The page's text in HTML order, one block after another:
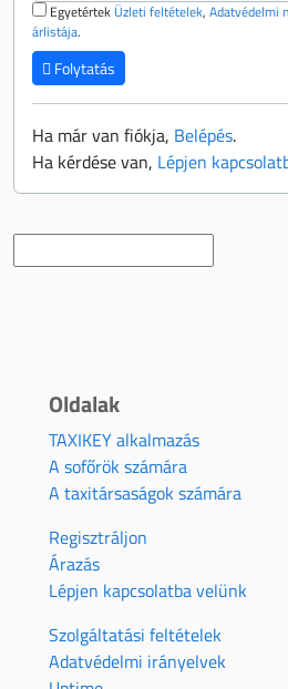
Egyetértek Üzleti feltételek, Adatvédelmi
árlistája.
Folytatás
Ha már van fiókja, Belépés.
Ha kérdése van, Lépjen
Oldalak
TAXIKEY alkalmazás
A sofőrök számára
A taxitársaságok számára
Regisztráljon
Árazás
Lépjen kapcsolatba velünk
Szolgáltatási feltételek
Adatvédelmi irányelvek